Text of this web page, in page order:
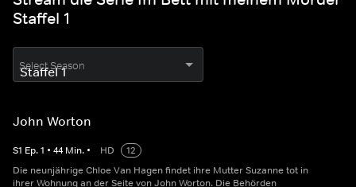
Staffel 1
Select Season
John Worton
S1 Ep.1 • 44 Min. • HD
12
Die neunjährige Chloe Van Hagen findet ihre Mutter Suzanne tot in
ihrer Wohnung an der Seite von John Worton. Die Behörden